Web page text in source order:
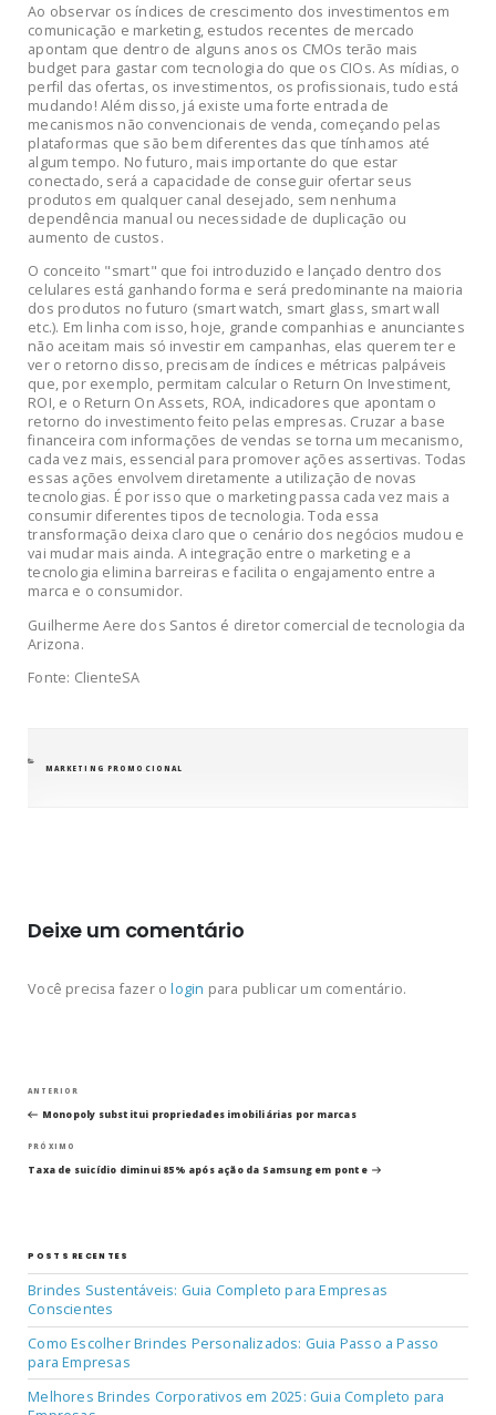
Ao observar os índices de crescimento dos investimentos em
comunicação e marketing, estudos recentes de mercado
apontam que dentro de alguns anos os CMOs terão mais
budget para gastar com tecnologia do que os CIOs. As mídias, o
perfil das ofertas, os investimentos, os profissionais, tudo está
mudando! Além disso, já existe uma forte entrada de
mecanismos não convencionais de venda, começando pelas
plataformas que são bem diferentes das que tínhamos até
algum tempo. No futuro, mais importante do que estar
conectado, será a capacidade de conseguir ofertar seus
produtos em qualquer canal desejado, sem nenhuma
dependência manual ou necessidade de duplicação ou
aumento de custos.
O conceito "smart" que foi introduzido e lançado dentro dos
celulares está ganhando forma e será predominante na maioria
dos produtos no futuro (smart watch, smart glass, smart wall
etc.). Em linha com isso, hoje, grande companhias e anunciantes
não aceitam mais só investir em campanhas, elas querem ter e
ver o retorno disso, precisam de índices e métricas palpáveis
que, por exemplo, permitam calcular o Return On Investiment,
ROI, e o Return On Assets, ROA, indicadores que apontam o
retorno do investimento feito pelas empresas. Cruzar a base
financeira com informações de vendas se torna um mecanismo,
cada vez mais, essencial para promover ações assertivas. Todas
essas ações envolvem diretamente a utilização de novas
tecnologias. É por isso que o marketing passa cada vez mais a
consumir diferentes tipos de tecnologia. Toda essa
transformação deixa claro que o cenário dos negócios mudou e
vai mudar mais ainda. A integração entre o marketing e a
tecnologia elimina barreiras e facilita o engajamento entre a
marca e o consumidor.
Guilherme Aere dos Santos é diretor comercial de tecnologia da
Arizona.
Fonte: ClienteSA
CATEGORIAS
MARKETING PROMOCIONAL
Deixe um comentário
Você precisa fazer ologin para publicar um comentário.
Navegação
de
Post
Post
anterior
ANTERIOR
Monopoly substitui propriedades imobiliárias por marcas
Próximo
post
PRÓXIMO
Taxa de suicídio diminui 85% após ação da Samsung em ponte
POSTS RECENTES
Brindes Sustentáveis: Guia Completo para Empresas
Conscientes
Como Escolher Brindes Personalizados: Guia Passo a Passo
para Empresas
Melhores Brindes Corporativos em 2025: Guia Completo para